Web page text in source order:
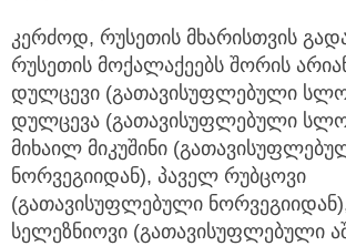
კერძოდ, რუსეთის მხარისთვის
რუსეთის მოქალაქეებს შორის
დულცევი (გათავისუფლებული
დულცევა (გათავისუფლებული
მიხაილ მიკუშინი
ნორვეგიიდან), პაველ რუბცოვი
(გათავისუფლებული
სელეზნიოვი (გათავისუფლებული